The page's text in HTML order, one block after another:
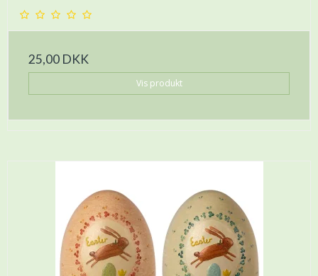
25,00 DKK
Vis produkt